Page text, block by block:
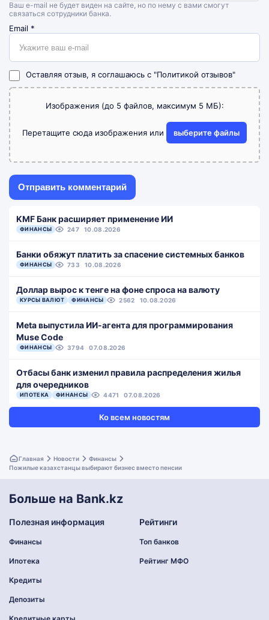
Ваш e-mail не будет виден на сайте, но по нему с вами смогут
связаться сотрудники банка.
Email *
Оставляя отзыв, я соглашаюсь с "Политикой отзывов"
Изображения (до 5 файлов, максимум 5 МБ):
Перетащите сюда изображения или выберите файлы
KMF Банк расширяет применение ИИ
ФИНАНСЫ 247 10.08.2026
Банки обяжут платить за спасение системных банков
ФИНАНСЫ 733 10.08.2026
Доллар вырос к тенге на фоне спроса на валюту
КУРСЫ ВАЛЮТ ФИНАНСЫ 2562 10.08.2026
Meta выпустила ИИ-агента для программирования
Muse Code
ФИНАНСЫ 3794 07.08.2026
Отбасы банк изменил правила распределения жилья
для очередников
ИПОТЕКА ФИНАНСЫ 4471 07.08.2026
Ко всем новостям
Главная Новости
Финансы
Пожилые казахстанцы выбирают бизнес вместо пенсии
Больше на Bank.kz
Полезная информация
Финансы
Ипотека
Кредиты
Депозиты
Рейтинги
Топ банков
Рейтинг МФО